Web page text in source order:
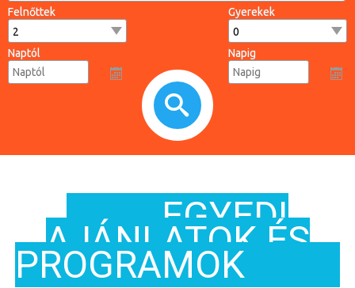
Felnőttek Gyerekek
Naptól Napig
EGYEDI
AJÁNLATOK ÉS
PROGRAMOK